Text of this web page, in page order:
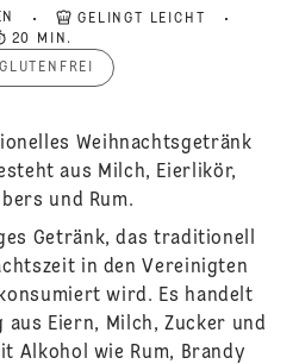
GELINGT LEICHT
20 MIN.
GLUTENFREI
Weihnachtsgetränk
aus Milch, Eierlikör,
und Rum.
Getränk, das traditionell
in den Vereinigten
wird. Es handelt
aus Eiern, Milch, Zucker und
Alkohol wie Rum, Brandy